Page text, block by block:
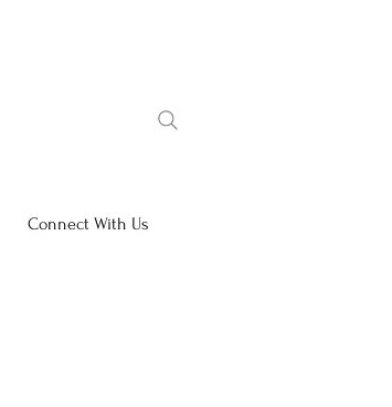
Connect With Us